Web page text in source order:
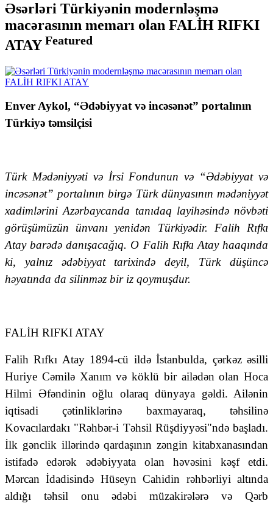
Əsərləri Türkiyənin modernləşmə
macərasının memarı olan FALİH RIFKI
ATAY Featured
Enver Aykol, “Ədəbiyyat və incəsənət” portalının
Türkiyə təmsilçisi
Türk Mədəniyyəti və İrsi Fondunun və “Ədəbiyyat və
incəsənət” portalının birgə Türk dünyasının mədəniyyət
xadimlərini Azərbaycanda tanıdaq layihəsində növbəti
görüşümüzün ünvanı yenidən Türkiyədir. Falih Rıfkı
Atay barədə danışacağıq. O Falih Rıfkı Atay haaqında
ki, yalnız ədəbiyyat tarixində deyil, Türk düşüncə
həyatında da silinməz bir iz qoymuşdur.
FALİH RIFKI ATAY
Falih Rıfkı Atay 1894-cü ildə İstanbulda, çərkəz əsilli
Huriye Cəmilə Xanım və köklü bir ailədən olan Hoca
Hilmi Əfəndinin oğlu olaraq dünyaya gəldi. Ailənin
iqtisadi çətinliklərinə baxmayaraq, təhsilinə
Kovacılardakı "Rəhbər-i Təhsil Rüşdiyyəsi"ndə başladı.
İlk gənclik illərində qardaşının zəngin kitabxanasından
istifadə edərək ədəbiyyata olan həvəsini kəşf etdi.
Mərcan İdadisində Hüseyn Cahidin rəhbərliyi altında
aldığı təhsil onu ədəbi müzakirələrə və Qərb